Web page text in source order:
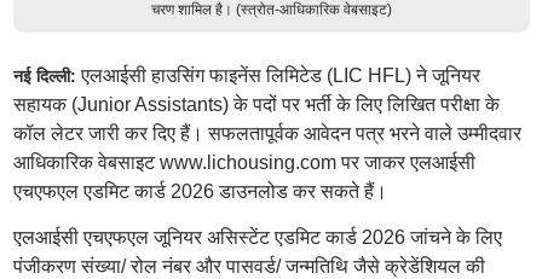
चरण शामिल है। (स्त्रोत-आधिकारिक वेबसाइट)
नई दिल्ली:एलआईसी हाउसिंग फाइनेंस लिमिटेड (LIC HFL) ने जूनियर
सहायक (Junior Assistants) के पदों पर भर्ती के लिए लिखित परीक्षा के
कॉल लेटर जारी कर दिए हैं। सफलतापूर्वक आवेदन पत्र भरने वाले उम्मीदवार
आधिकारिक वेबसाइट www.lichousing.com पर जाकर एलआईसी
एचएफएल एडमिट कार्ड 2026 डाउनलोड कर सकते हैं।
एलआईसी एचएफएल जूनियर असिस्टेंट एडमिट कार्ड 2026 जांचने के लिए
पंजीकरण संख्या/ रोल नंबर और पासवर्ड/ जन्मतिथि जैसे क्रेडेंशियल की